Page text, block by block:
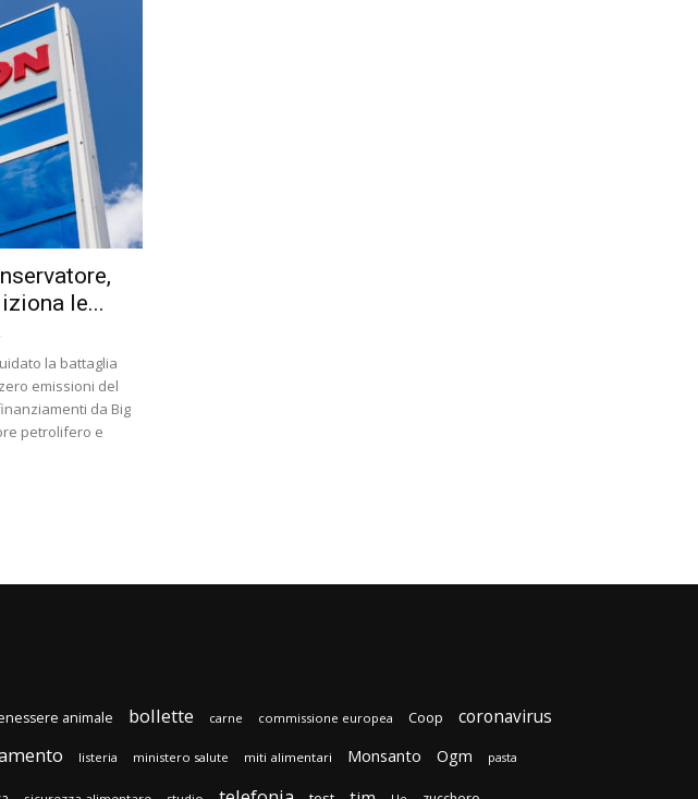
le...
la battaglia
emissioni del
da Big
petrolifero e
animale bollette carne commissione europea Coop coronavirus
listeria ministero salute miti alimentari Monsanto Ogm pasta